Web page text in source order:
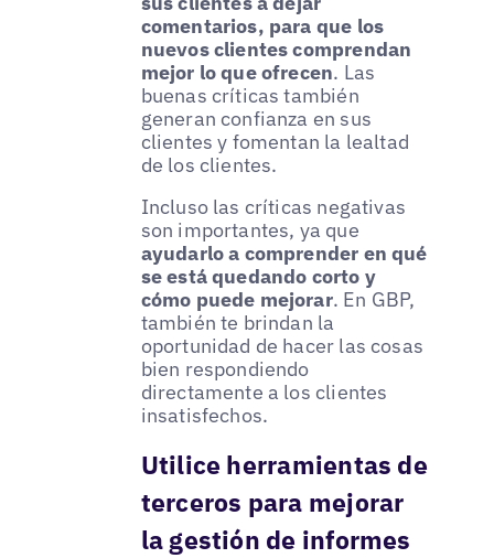
comentarios, para que los
nuevos clientes comprendan
mejor lo que ofrecen. Las
buenas críticas también
generan confianza en sus
clientes y fomentan la lealtad
de los clientes.
Incluso las críticas negativas
son importantes, ya que
ayudarlo a comprender en qué
se está quedando corto y
cómo puede mejorar. En GBP,
también te brindan la
oportunidad de hacer las cosas
bien respondiendo
directamente a los clientes
insatisfechos.
Utilice herramientas de
terceros para mejorar
la gestión de informes